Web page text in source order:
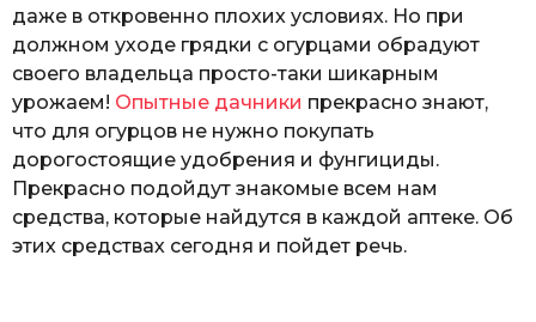
даже в откровенно плохих условиях. Но при
должном уходе грядки с огурцами обрадуют
своего владельца просто-таки шикарным
урожаем! Опытные дачники прекрасно знают,
что для огурцов не нужно покупать
дорогостоящие удобрения и фунгициды.
Прекрасно подойдут знакомые всем нам
средства, которые найдутся в каждой аптеке. Об
этих средствах сегодня и пойдет речь.